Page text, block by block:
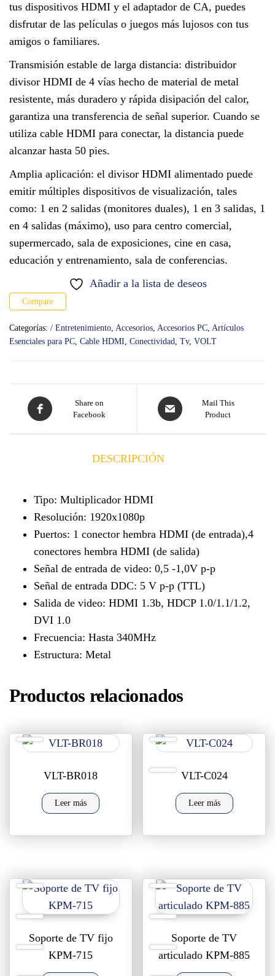
tus dispositivos HDMI y el adaptador de CA, puedes
disfrutar de las películas o juegos más lujosos con tus
amigos o familiares.
Transmisión estable de larga distancia: distribuidor
divisor HDMI de 4 vías hecho de material de metal
resistente, más duradero y rápida disipación del calor,
garantiza una transferencia de señal superior. Cuando se
utiliza cable HDMI para conectar, la distancia puede
alcanzar hasta 50 pies.
Amplia aplicación: el divisor HDMI alimentado puede
emitir múltiples dispositivos de visualización, tales
como: 1 en 2 salidas (monitores duales), 1 en 3 salidas, 1
en 4 salidas (máximo), uso para centro comercial,
supermercado, sala de exposiciones, cine en casa,
educación y entrenamiento, sala de conferencias.
Añadir a la lista de deseos
Compare
Categorías: / Entretenimiento, Accesorios, Accesorios PC, Artículos
Esenciales para PC, Cable HDMI, Conectividad, Tv, VOLT
Share on
Facebook
Mail This
Product
DESCRIPCIÓN
Tipo: Multiplicador HDMI
Resolución: 1920x1080p
Puertos: 1 conector hembra HDMI (de entrada),4
conectores hembra HDMI (de salida)
Señal de entrada de video: 0,5 -1,0V p-p
Señal de entrada DDC: 5 V p-p (TTL)
Salida de video: HDMI 1.3b, HDCP 1.0/1.1/1.2,
DVI 1.0
Frecuencia: Hasta 340MHz
Estructura: Metal
Productos relacionados
VLT-BR018
Leer más
VLT-C024
Leer más
Soporte de TV fijo
KPM-715
Soporte de TV
articulado KPM-885